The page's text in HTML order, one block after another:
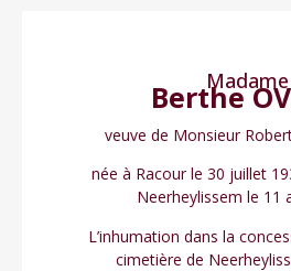
Madame
Berthe
veuve de Monsieur
née à Racour le 30 juillet
Neerheylissem le 11
L’inhumation dans la
cimetière de